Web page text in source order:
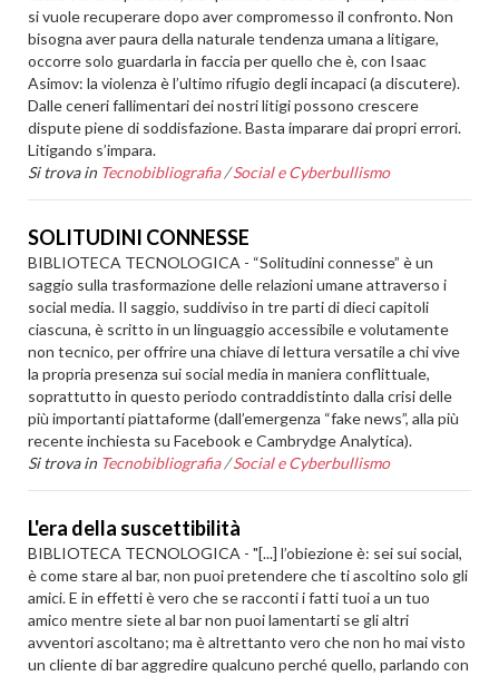
si vuole recuperare dopo aver compromesso il confronto. Non
bisogna aver paura della naturale tendenza umana a litigare,
occorre solo guardarla in faccia per quello che è, con Isaac
Asimov: la violenza è l’ultimo rifugio degli incapaci (a discutere).
Dalle ceneri fallimentari dei nostri litigi possono crescere
dispute piene di soddisfazione. Basta imparare dai propri errori.
Litigando s’impara.
Si trova in Tecnobibliografia /Social e Cyberbullismo
SOLITUDINI CONNESSE
BIBLIOTECA TECNOLOGICA - “Solitudini connesse” è un
saggio sulla trasformazione delle relazioni umane attraverso i
social media. Il saggio, suddiviso in tre parti di dieci capitoli
ciascuna, è scritto in un linguaggio accessibile e volutamente
non tecnico, per offrire una chiave di lettura versatile a chi vive
la propria presenza sui social media in maniera conflittuale,
soprattutto in questo periodo contraddistinto dalla crisi delle
più importanti piattaforme (dall’emergenza “fake news”, alla più
recente inchiesta su Facebook e Cambrydge Analytica).
Si trova in Tecnobibliografia /Social e Cyberbullismo
L'era della suscettibilità
BIBLIOTECA TECNOLOGICA - "[...] l’obiezione è: sei sui social,
è come stare al bar, non puoi pretendere che ti ascoltino solo gli
amici. E in effetti è vero che se racconti i fatti tuoi a un tuo
amico mentre siete al bar non puoi lamentarti se gli altri
avventori ascoltano; ma è altrettanto vero che non ho mai visto
un cliente di bar aggredire qualcuno perché quello, parlando con